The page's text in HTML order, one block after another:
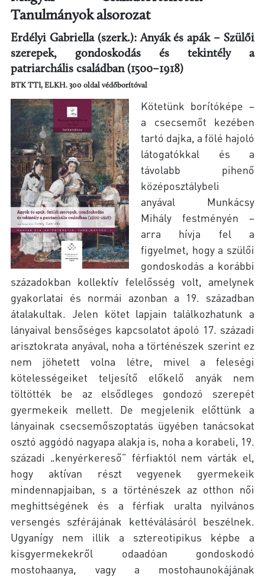
Tanulmányok alsorozat
Erdélyi Gabriella (szerk.): Anyák és apák – Szülői
szerepek, gondoskodás és tekintély a
patriarchális családban (1500–1918)
BTK TTI, ELKH. 300 oldal védőborítóval
Kötetünk borítóképe –
a csecsemőt kezében
tartó dajka, a fölé hajoló
látogatókkal és a
távolabb pihenő
középosztálybeli
anyával Munkácsy
Mihály festményén –
arra hívja fel a
figyelmet, hogy a szülői
gondoskodás a korábbi
századokban kollektív felelősség volt, amelynek
gyakorlatai és normái azonban a 19. században
átalakultak. Jelen kötet lapjain találkozhatunk a
lányaival bensőséges kapcsolatot ápoló 17. századi
arisztokrata anyával, noha a történészek szerint ez
nem jöhetett volna létre, mivel a feleségi
kötelességeiket teljesítő előkelő anyák nem
töltötték be az elsődleges gondozó szerepét
gyermekeik mellett. De megjelenik előttünk a
lányainak csecsemőszoptatás ügyében tanácsokat
osztó aggódó nagyapa alakja is, noha a korabeli, 19.
századi „kenyérkereső” férfiaktól nem várták el,
hogy aktívan részt vegyenek gyermekeik
mindennapjaiban, s a történészek az otthon női
meghittségének és a férfiak uralta nyilvános
versengés szférájának kettéválásáról beszélnek.
Ugyanígy nem illik a sztereotipikus képbe a
kisgyermekekről odaadóan gondoskodó
mostohaanya, vagy a mostohaunokájának